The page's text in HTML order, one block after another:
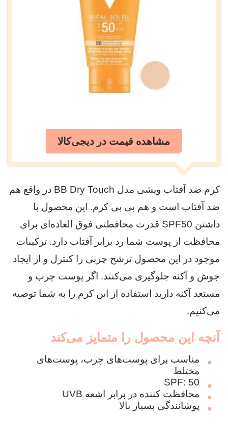
مشاهده قیمت در دیجی‌کالا
کرم ضد آفتاب ویشی مدل BB Dry Touch در واقع هم
ضد آفتاب است و هم بی بی کرم. این محصول با
داشتن SPF50 قدرت محافظتی فوق العاده‌ای برای
محافظت از پوست شما رد برابر آفتاب دارد. ترکیبات
موجود در این محصول ترشح چربی را کنترل و از ایجاد
جوش و آکنه جلوگیری می‌کنند. اگر پوست چرب و
مستعد آکنه دارید استفاده از این کرم را به شما توصیه
می‌کنیم.
آنچه این محصول را متمایز می‌کند
مناسب برای پوست‌های چرب، پوست‌های
مختلط
SPF: 50
محافظت کننده در برابر اشعه UVB
پوشانندگی بسیار بالا